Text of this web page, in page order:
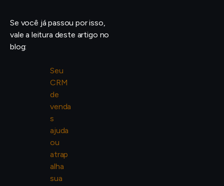
Se você já passou por isso,
vale a leitura deste artigo no
blog:
Seu
CRM
de
venda
s
ajuda
ou
atrap
alha
sua